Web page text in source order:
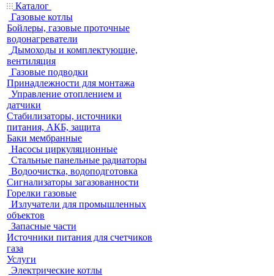
Каталог
Газовые котлы
Бойлеры, газовые проточные
водонагреватели
Дымоходы и комплектующие,
вентиляция
Газовые подводки
Принадлежности для монтажа
Управление отоплением и
датчики
Стабилизаторы, источники
питания, АКБ, защита
Баки мембранные
Насосы циркуляционные
Стальные панельные радиаторы
Водоочистка, водоподготовка
Сигнализаторы загазованности
Горелки газовые
Излучатели для промышленных
объектов
Запасные части
Источники питания для счетчиков
газа
Услуги
Электрические котлы